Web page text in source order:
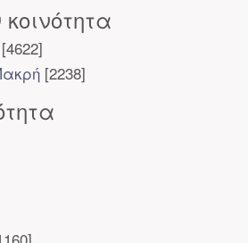
[4622]
[2238]